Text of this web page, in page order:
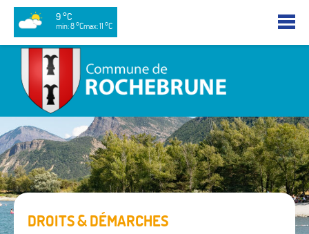
9 °C
min: 8 °Cmax: 11 °C
DROITS & DÉMARCHES